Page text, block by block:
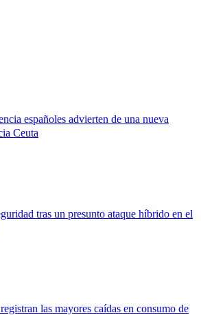
españoles advierten de una nueva
Ceuta
tras un presunto ataque híbrido en el
las mayores caídas en consumo de